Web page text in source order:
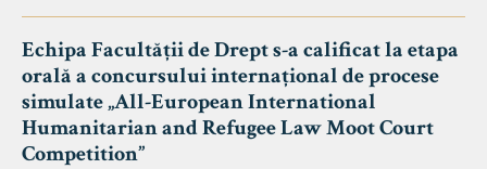
Echipa Facultății de Drept s-a calificat la etapa
orală a concursului internațional de procese
simulate „All-European International
Humanitarian and Refugee Law Moot Court
Competition”